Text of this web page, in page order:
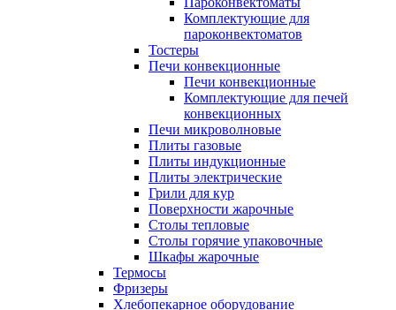
Комплектующие для
пароконвектоматов
Тостеры
Печи конвекционные
Печи конвекционные
Комплектующие для печей
конвекционных
Печи микроволновые
Плиты газовые
Плиты индукционные
Плиты электрические
Грили для кур
Поверхности жарочные
Столы тепловые
Столы горячие упаковочные
Шкафы жарочные
Термосы
Фризеры
Хлебопекарное оборудование